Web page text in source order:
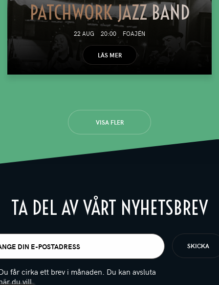
PATCHWORK JAZZ BAND
22 AUG 20:00 FOAJÉN
LÄS MER
VISA FLER
TA DEL AV VÅRT NYHETSBREV
får cirka ett brev i månaden. Du kan avsluta
du vill.